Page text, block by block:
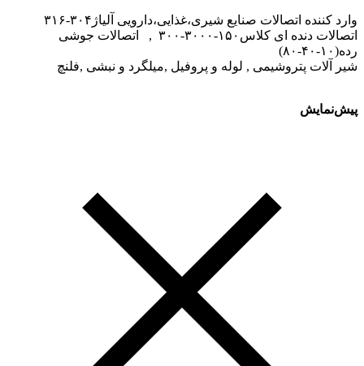
وارد کننده اتصالات صنایع شیری،غذایی،دارویی آلیاژ۳۰۴-۳۱۶
اتصالات دنده ای کلاس۱۵۰-۳۰۰۰-۳۰۰ , اتصالات جوشی
رده(۱۰-۴۰-۸۰)
شیر آلات پتروشیمی , لوله و پروفیل ,میلگرد و نبشی ,فلنچ
پیش‌نمایش